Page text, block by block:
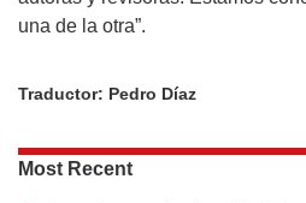
una de la otra”.
Traductor: Pedro Díaz
Most Recent